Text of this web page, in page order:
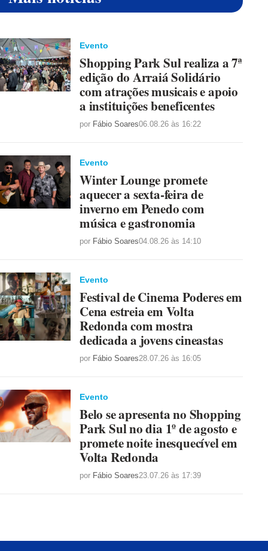
Evento
Shopping Park Sul realiza a 7ª
edição do Arraiá Solidário
com atrações musicais e apoio
a instituições beneficentes
por Fábio Soares06.08.26 às 16:22
Evento
Winter Lounge promete
aquecer a sexta-feira de
inverno em Penedo com
música e gastronomia
por Fábio Soares04.08.26 às 14:10
Evento
Festival de Cinema Poderes em
Cena estreia em Volta
Redonda com mostra
dedicada a jovens cineastas
por Fábio Soares28.07.26 às 16:05
Evento
Belo se apresenta no Shopping
Park Sul no dia 1º de agosto e
promete noite inesquecível em
Volta Redonda
por Fábio Soares23.07.26 às 17:39